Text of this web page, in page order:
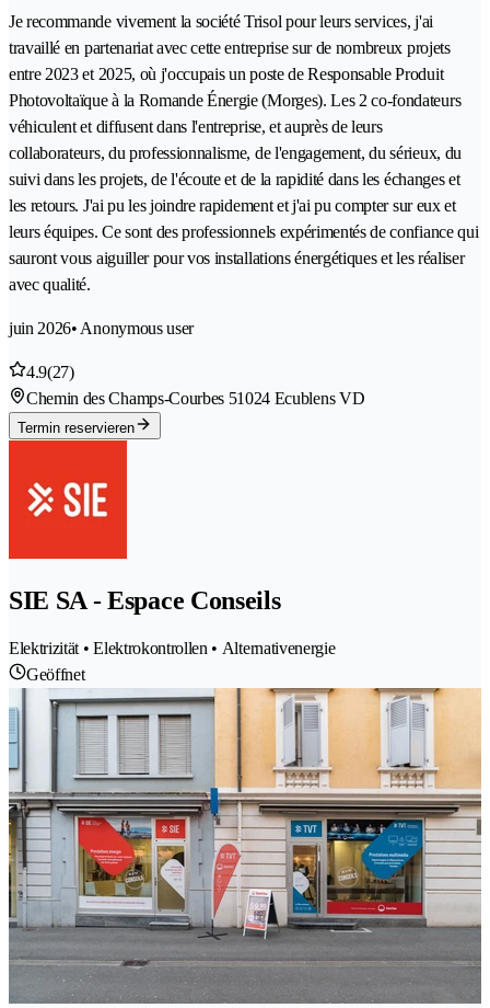
Je recommande vivement la société Trisol pour leurs services, j'ai
travaillé en partenariat avec cette entreprise sur de nombreux projets
entre 2023 et 2025, où j'occupais un poste de Responsable Produit
Photovoltaïque à la Romande Énergie (Morges). Les 2 co-fondateurs
véhiculent et diffusent dans l'entreprise, et auprès de leurs
collaborateurs, du professionnalisme, de l'engagement, du sérieux, du
suivi dans les projets, de l'écoute et de la rapidité dans les échanges et
les retours. J'ai pu les joindre rapidement et j'ai pu compter sur eux et
leurs équipes. Ce sont des professionnels expérimentés de confiance qui
sauront vous aiguiller pour vos installations énergétiques et les réaliser
avec qualité.
juin 2026• Anonymous user
4.9(27)
Chemin des Champs-Courbes 51024 Ecublens VD
Termin reservieren
SIE SA - Espace Conseils
Elektrizität • Elektrokontrollen • Alternativenergie
Geöffnet